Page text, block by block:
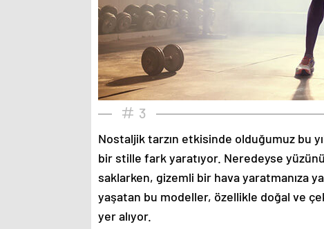
3
Nostaljik tarzın etkisinde olduğumuz bu
bir stille fark yaratıyor. Neredeyse
saklarken, gizemli bir hava yaratmanıza
yaşatan bu modeller, özellikle doğal ve
yer alıyor.